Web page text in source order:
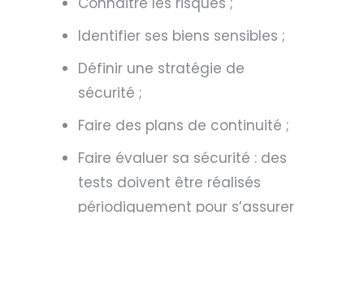
Identifier ses biens sensibles ;
Définir une stratégie de
sécurité ;
Faire des plans de continuité ;
Faire évaluer sa sécurité : des
tests doivent être réalisés
périodiquement pour s’assurer